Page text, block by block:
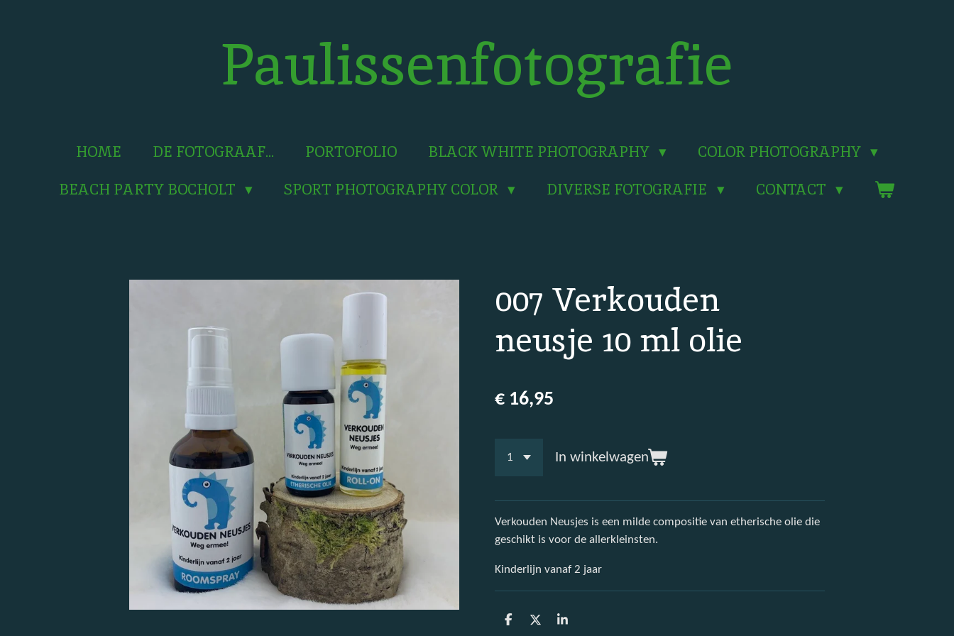
Paulissenfotografie
HOME DE FOTOGRAAF... PORTOFOLIO BLACK WHITE PHOTOGRAPHY
COLOR PHOTOGRAPHY
BEACH PARTY BOCHOLT
SPORT PHOTOGRAPHY COLOR DIVERSE FOTOGRAFIE CONTACT
007 Verkouden
neusje 10 ml olie
€ 16,95
In winkelwagen
Verkouden Neusjes is een milde compositie van etherische olie die
geschikt is voor de allerkleinsten.
Kinderlijn vanaf 2 jaar
D
D
S